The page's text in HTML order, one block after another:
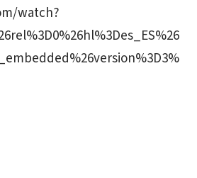
watch?